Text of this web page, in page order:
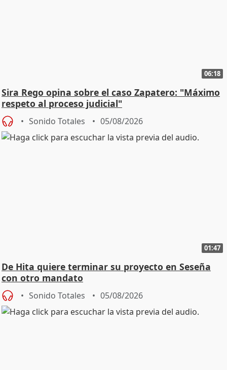
06:18
Sira Rego opina sobre el caso Zapatero: "Máximo
respeto al proceso judicial"
Sonido Totales 05/08/2026
01:47
De Hita quiere terminar su proyecto en Seseña
con otro mandato
Sonido Totales 05/08/2026